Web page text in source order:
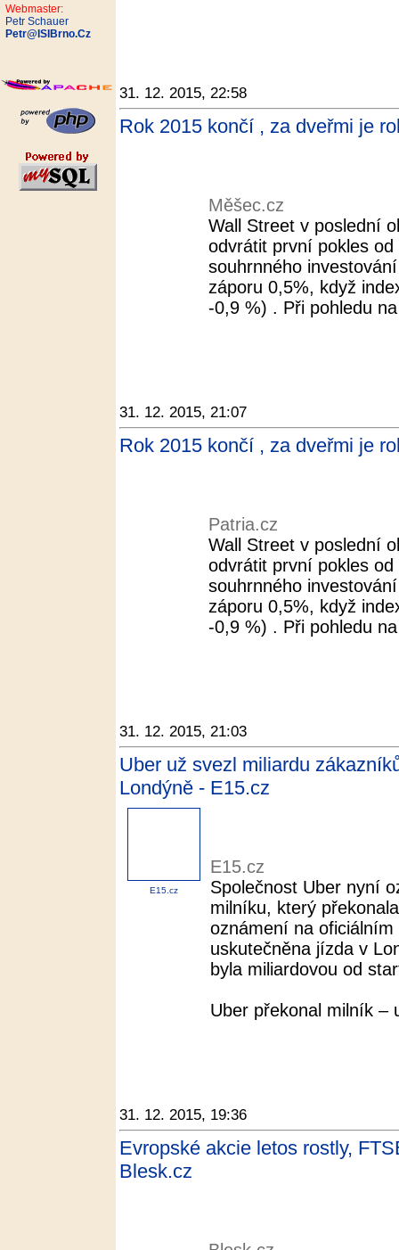
Webmaster:
Petr Schauer
Petr@ISIBrno.Cz
31. 12. 2015, 22:58
Rok 2015 končí , za dveřmi je
Měšec.cz
Wall Street v poslední
odvrátit první pokles
souhrnného
záporu 0,5%, když
-0,9 %) . Při pohledu
31. 12. 2015, 21:07
Rok 2015 končí , za dveřmi je
Patria.cz
Wall Street v poslední
odvrátit první pokles
souhrnného
záporu 0,5%, když
-0,9 %) . Při pohledu
31. 12. 2015, 21:03
Uber už svezl miliardu
Londýně - E15.cz
E15.cz
E15.cz
Společnost Uber nyní
milníku, který
oznámení na
uskutečněna jízda v
byla miliardovou od
Uber překonal milník –
31. 12. 2015, 19:36
Evropské akcie letos rostly,
Blesk.cz